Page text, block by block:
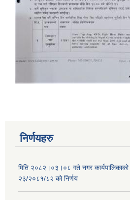
निर्णयहरु
मिति २०८२।०३।०८ गते नगर
२३/२०८१/८२ को निर्णय